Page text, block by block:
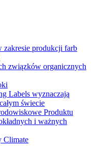
produkcji farb
związków organicznych
Labels wyznaczają
świecie
Produktu
i ważnych
Climate